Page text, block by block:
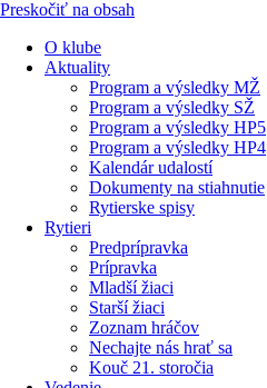
Preskočiť na obsah
O klube
Aktuality
Program a výsledky MŽ
Program a výsledky SŽ
Program a výsledky HP5
Program a výsledky HP4
Kalendár udalostí
Dokumenty na stiahnutie
Rytierske spisy
Rytieri
Predprípravka
Prípravka
Mladší žiaci
Starší žiaci
Zoznam hráčov
Nechajte nás hrať sa
Kouč 21. storočia